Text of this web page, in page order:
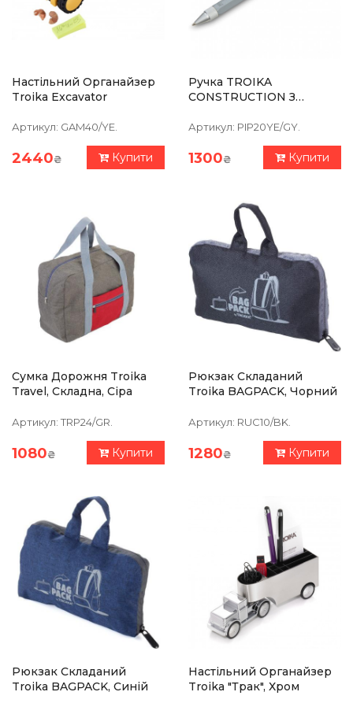
Настільний Органайзер
Troika Excavator
Артикул: GAM40/YE.
2440₴ Купити
Ручка TROIKA
CONSTRUCTION З
Плоскою/
Викруткою Та Рівнем,
Артикул: PIP20YE/GY.
1300₴ Купити
Сумка Дорожня Troika
Travel, Складна, Сіра
Артикул: TRP24/GR.
1080₴ Купити
Рюкзак Складаний
Troika BAGPACK, Чорний
Артикул: RUC10/BK.
1280₴ Купити
Рюкзак Складаний
Troika BAGPACK, Синій
Настільний Органайзер
Troika "Трак", Хром